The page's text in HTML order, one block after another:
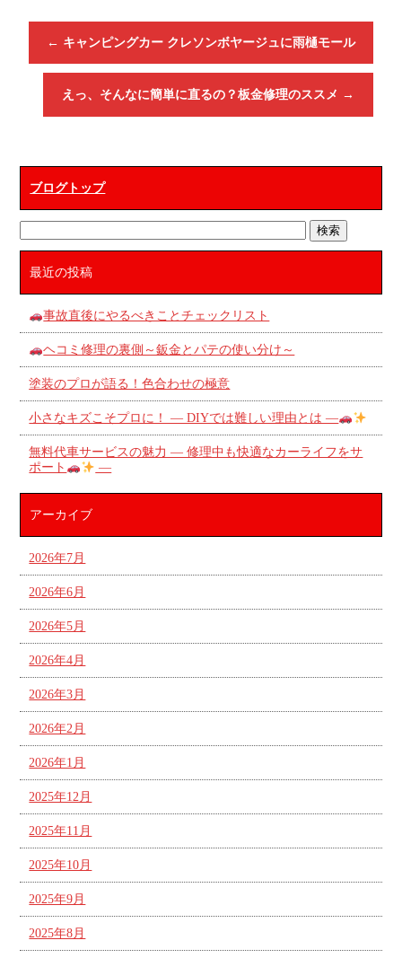
← キャンピングカー クレソンボヤージュに雨樋モール
えっ、そんなに簡単に直るの？板金修理のススメ →
ブログトップ
最近の投稿
事故直後にやるべきことチェックリスト
ヘコミ修理の裏側～鈑金とパテの使い分け～
塗装のプロが語る！色合わせの極意
小さなキズこそプロに！ ― DIYでは難しい理由とは ―
無料代車サービスの魅力 ― 修理中も快適なカーライフをサ
ポート
―
アーカイブ
2026年7月
2026年6月
2026年5月
2026年4月
2026年3月
2026年2月
2026年1月
2025年12月
2025年11月
2025年10月
2025年9月
2025年8月